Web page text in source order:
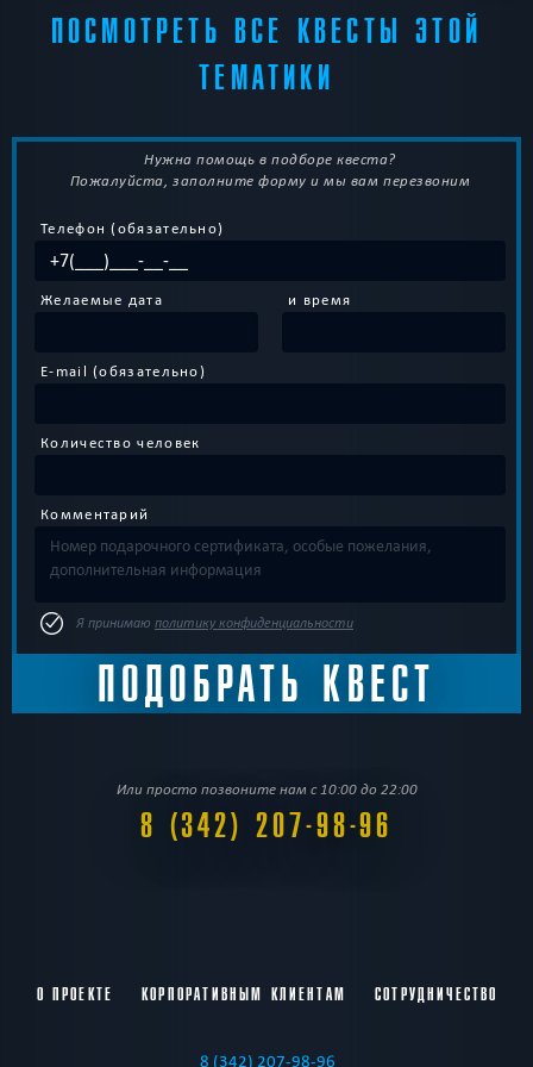
ПОСМОТРЕТЬ ВСЕ КВЕСТЫ ЭТОЙ
ТЕМАТИКИ
Нужна помощь в подборе квеста?
Пожалуйста, заполните форму и мы вам перезвоним
Телефон (обязательно)
Желаемые дата и время
E-mail (обязательно)
Количество человек
Комментарий
Я принимаю политику конфиденциальности
Или просто позвоните нам с 10:00 до 22:00
8 (342) 207-98-96
О ПРОЕКТЕ КОРПОРАТИВНЫМ КЛИЕНТАМ СОТРУДНИЧЕСТВО
8 (342) 207-98-96